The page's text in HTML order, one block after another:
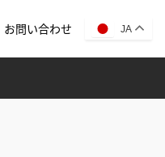
お問い合わせ JA